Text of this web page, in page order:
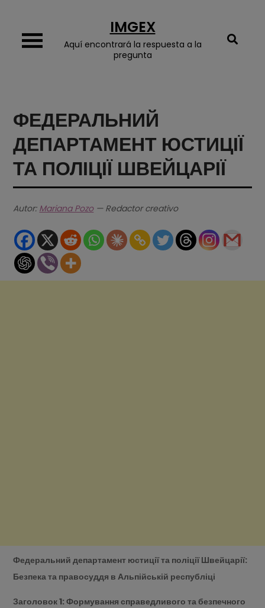
content
IMGEX
Aquí encontrará la respuesta a la
pregunta
ФЕДЕРАЛЬНИЙ
ДЕПАРТАМЕНТ ЮСТИЦІЇ
ТА ПОЛІЦІЇ ШВЕЙЦАРІЇ
Autor: Mariana Pozo— Redactor creativo
Федеральний департамент юстиції та поліції Швейцарії:
Безпека та правосуддя в Альпійській республіці
Заголовок 1: Формування справедливого та безпечного